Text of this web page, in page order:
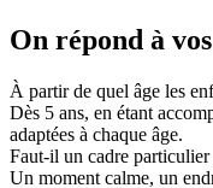
On répond à
À partir de quel âge les
Dès 5 ans, en étant
adaptées à chaque âge.
Faut-il un cadre particulier
Un moment calme, un